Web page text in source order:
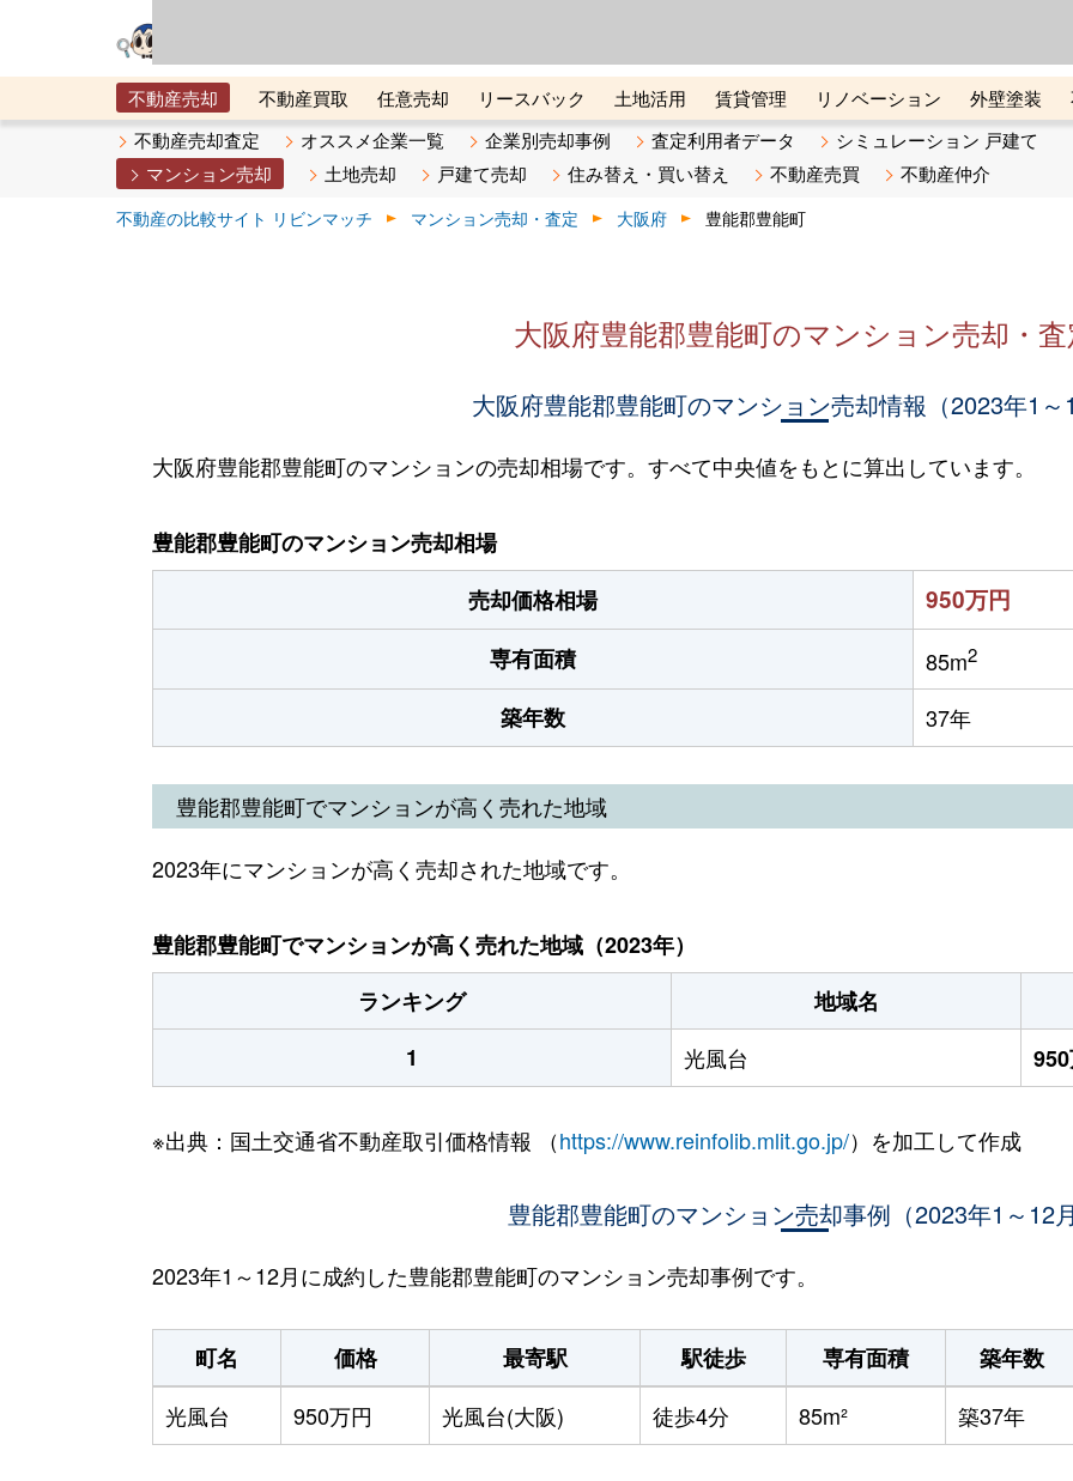
不動産売却 不動産買取 任意売却 リースバック 土地活用 賃貸管理 リノベーション 外壁塗装
メタ住宅展示場
ベスト不動産カンパニー オンライン講座 リビンマガジンBiz 不動産売却ご相談デスク
不動産売却査定 オススメ企業一覧 企業別売却事例 査定利用者データ
シミュレーション 戸建て
マンション売却
土地売却 戸建て売却 住み替え・買い替え 不動産売買 不動産仲介
不動産の比較サイト リビンマッチ マンション売却・査定 大阪府 豊能郡豊能町
大阪府豊能郡豊能町のマンション売却・
大阪府豊能郡豊能町のマンション売却情報（2023年1～
大阪府豊能郡豊能町のマンションの売却相場です。すべて中央値をもとに算出しています。
豊能郡豊能町のマンション売却相場
売却価格相場
950万円
専有面積 85m2
築年数 37年
豊能郡豊能町でマンションが高く売れた地域
2023年にマンションが高く売却された地域です。
豊能郡豊能町でマンションが高く売れた地域（2023年）
ランキング
地域名
1
光風台
※出典：国土交通省不動産取引価格情報 （https://www.reinfolib.mlit.go.jp/）を加工して作成
豊能郡豊能町のマンション売却事例（2023年1～12
2023年1～12月に成約した豊能郡豊能町のマンション売却事例です。
町名 価格 最寄駅 駅徒歩 専有面積
築年数
光風台
950万円 光風台(大阪) 徒歩4分 85m² 築37年